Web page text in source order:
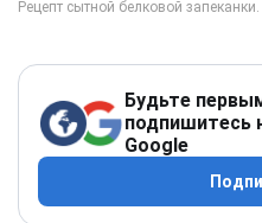
Будьте
подпишитесь
Google